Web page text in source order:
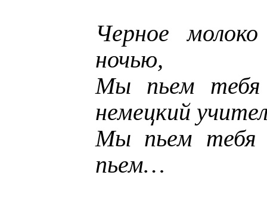
Черное
ночью,
Мы пьем тебя
немецкий
Мы пьем тебя
пьем…